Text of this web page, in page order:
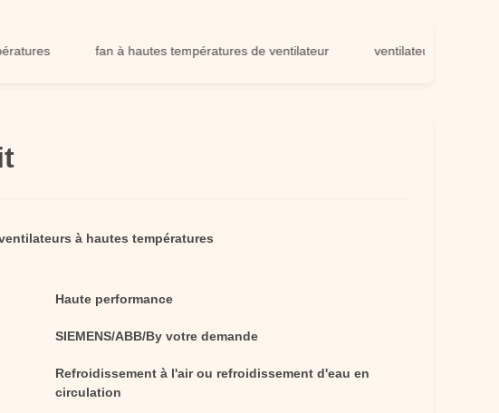
fan à hautes températures de ventilateur ventilateur à hautes
à hautes températures
Haute performance
SIEMENS/ABB/By votre demande
Refroidissement à l'air ou refroidissement d'eau en
circulation